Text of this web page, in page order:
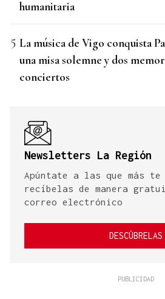
humanitaria
La música de Vigo conquista
una misa solemne y dos
conciertos
Newsletters La Región
Apúntate a las que más
recíbelas de manera
correo electrónico
DESCÚBRELAS